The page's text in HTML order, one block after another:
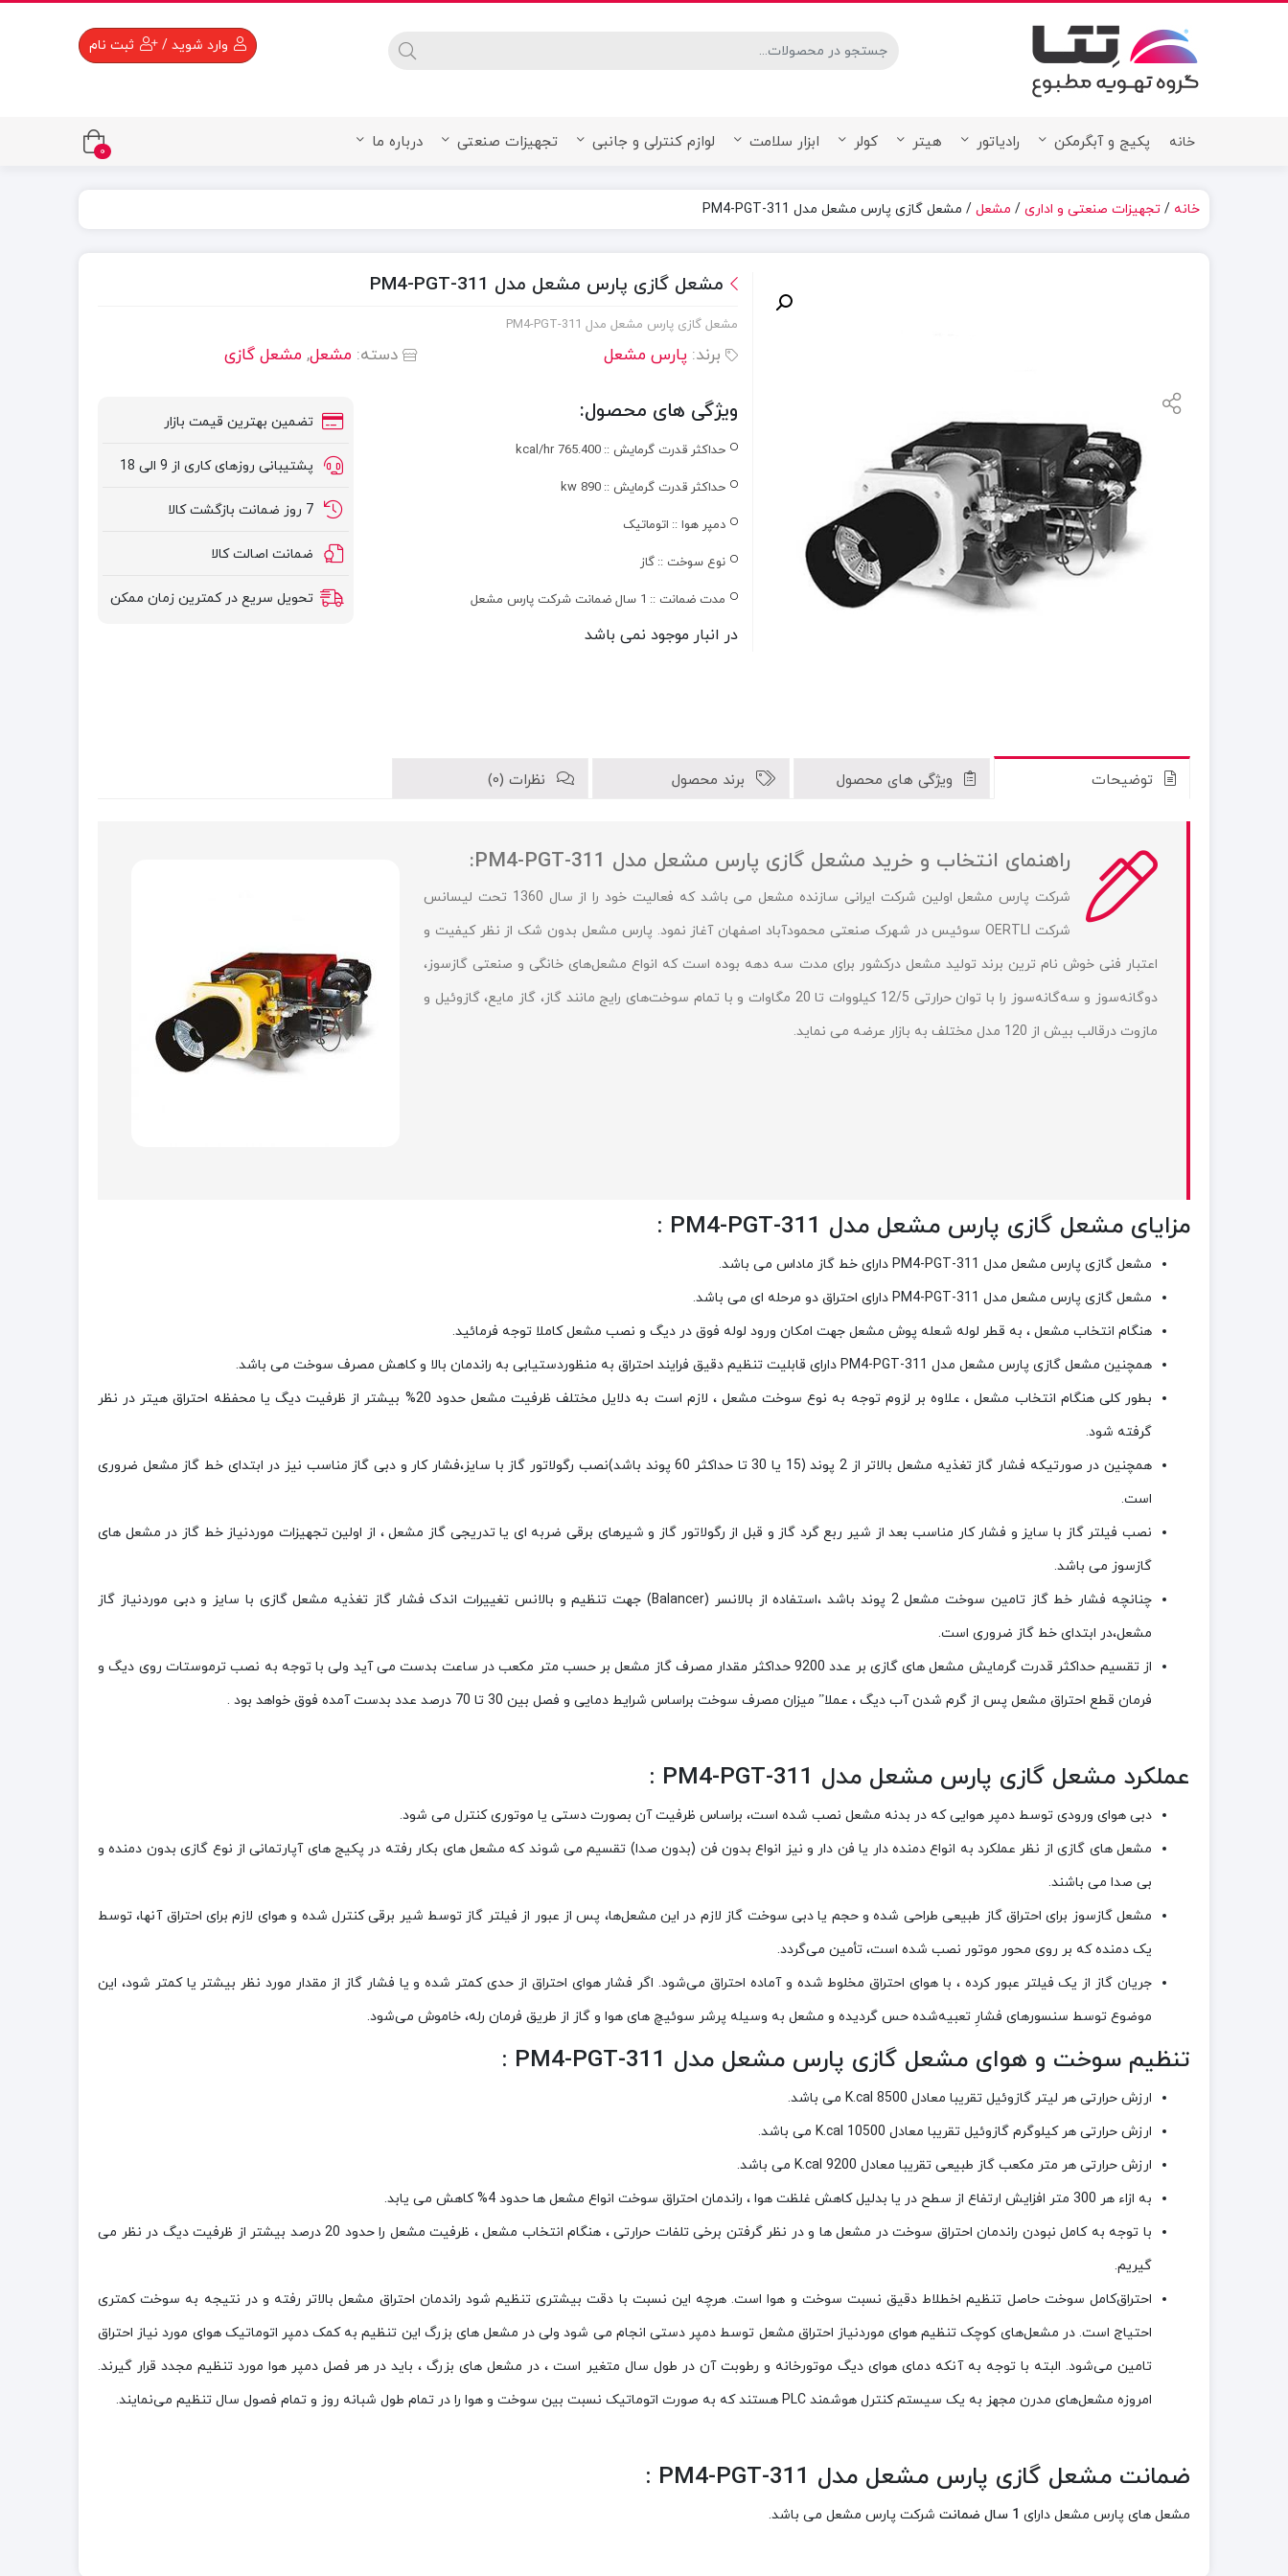
available use up and down arrows to review and enter to go to the desired page. Touch device users, explore by touch or with swipe gestures.
وارد شوید / ثبت نام
خانه پکیج و آبگرمکن رادیاتور هیتر کولر ابزار سلامت لوازم کنترلی و جانبی تجهیزات صنعتی درباره ما 0
خانه / تجهیزات صنعتی و اداری / مشعل / مشعل گازی پارس مشعل مدل PM4-PGT-311
مشعل گازی پارس مشعل مدل PM4-PGT-311
مشعل گازی پارس مشعل مدل PM4-PGT-311
برند: پارس مشعل دسته: مشعل, مشعل گازی
ویژگی های محصول:
حداکثر قدرت گرمایش :: kcal/hr 765.400
حداکثر قدرت گرمایش :: 890 kw
دمپر هوا :: اتوماتیک
نوع سوخت :: گاز
مدت ضمانت :: 1 سال ضمانت شرکت پارس مشعل
تضمین بهترین قیمت بازار
پشتیبانی روزهای کاری از 9 الی 18
7 روز ضمانت بازگشت کالا
ضمانت اصالت کالا
تحویل سریع در کمترین زمان ممکن
در انبار موجود نمی باشد
توضیحات ویژگی های محصول برند محصول نظرات (0)
راهنمای انتخاب و خرید مشعل گازی پارس مشعل مدل PM4-PGT-311:
شرکت پارس مشعل اولین شرکت ایرانی سازنده مشعل می باشد که فعالیت خود را از سال 1360 تحت لیسانس
شرکت OERTLI سوئیس در شهرک صنعتی محمودآباد اصفهان آغاز نمود. پارس مشعل بدون شک از نظر کیفیت و
اعتبار فنی خوش نام ترین برند تولید مشعل درکشور برای مدت سه دهه بوده است که انواع مشعل‌های خانگی و صنعتی گازسوز،
دو‌گانه‌سوز و سه‌گانه‌سوز را با توان حرارتی 12/5 کیلووات تا 20 مگاوات و با تمام سوخت‌های رایج مانند گاز، گاز مایع، گازوئیل و
مازوت درقالب بیش از 120 مدل مختلف به بازار عرضه می‌ نماید.
مزایای مشعل گازی پارس مشعل مدل PM4-PGT-311 :
مشعل گازی پارس مشعل مدل PM4-PGT-311 دارای خط گاز ماداس می باشد.
مشعل گازی پارس مشعل مدل PM4-PGT-311 دارای احتراق دو مرحله ای می باشد.
هنگام انتخاب مشعل ، به قطر لوله شعله پوش مشعل جهت امکان ورود لوله فوق در دیگ و نصب مشعل کاملا توجه فرمائید.
همچنین مشعل گازی پارس مشعل مدل PM4-PGT-311 دارای قابلیت تنظیم دقیق فرایند احتراق به منظوردستیابی به راندمان بالا و کاهش مصرف سوخت می باشد.
بطور کلی هنگام انتخاب مشعل ، علاوه بر لزوم توجه به نوع سوخت مشعل ، لازم است به دلایل مختلف ظرفیت مشعل حدود 20% بیشتر از ظرفیت دیگ یا محفظه احتراق هیتر در نظر
گرفته شود.
همچنین در صورتیکه فشار گاز تغذیه مشعل بالاتر از 2 پوند (15 یا 30 تا حداکثر 60 پوند باشد)نصب رگولاتور گاز با سایز،فشار کار و دبی گاز مناسب نیز در ابتدای خط گاز مشعل ضروری
است.
نصب فیلتر گاز با سایز و فشار کار مناسب بعد از شیر ربع گرد گاز و قبل از رگولاتور گاز و شیرهای برقی ضربه ای یا تدریجی گاز مشعل ، از اولین تجهیزات موردنیاز خط گاز در مشعل های
گازسوز می باشد.
چنانچه فشار خط گاز تامین سوخت مشعل 2 پوند باشد ،استفاده از بالانسر (Balancer) جهت تنظیم و بالانس تغییرات اندک فشار گاز تغذیه مشعل گازی با سایز و دبی موردنیاز گاز
مشعل،در ابتدای خط گاز ضروری است.
از تقسيم حداکثر قدرت گرمايش مشعل های گازی بر عدد 9200 حداکثر مقدار مصرف گاز مشعل بر حسب متر مکعب در ساعت بدست می آيد ولی با توجه به نصب ترموستات روی دیگ و
فرمان قطع احتراق مشعل پس از گرم شدن آب دیگ ، عملا” میزان مصرف سوخت براساس شرایط دمایی و فصل بین 30 تا 70 درصد عدد بدست آمده فوق خواهد بود .
عملکرد مشعل گازی پارس مشعل مدل PM4-PGT-311 :
دبی هوای ورودی توسط دمپر هوایی که در بدنه مشعل نصب شده است، براساس ظرفیت آن بصورت دستی یا موتوری کنترل می شود.
مشعل های گازی از نظر عملکرد به انواع دمنده دار یا فن دار و نیز انواع بدون فن (بدون صدا) تقسیم می شوند که مشعل های بکار رفته در پکیج های آپارتمانی از نوع گازی بدون دمنده و
بی صدا می باشند.
مشعل گازسوز برای احتراق گاز طبیعی طراحی شده‌ و حجم یا دبی سوخت گاز لازم در این مشعل‌ها، پس از عبور از فیلتر گاز توسط شیر برقی کنترل شده و هوای لازم برای احتراق آنها، توسط
یک دمنده که بر روی محور موتور نصب شده است، تأمین می‌گردد.
جریان گاز از یک فیلتر عبور کرده ، با هوای احتراق مخلوط شده و آماده احتراق می‌شود. اگر فشار هوای احتراق از حدی کمتر شده و یا فشار گاز از مقدار مورد نظر بیشتر یا کمتر شود، این
موضوع توسط سنسورهای فشارِ تعبیه‌شده حس گردیده و مشعل به وسیله پرشر سوئیچ های هوا و گاز از طریق فرمان رله، خاموش می‌شود.
تنظیم سوخت و هوای مشعل گازی پارس مشعل مدل PM4-PGT-311 :
ارزش حرارتی هر لیتر گازوئیل تقریبا معادل K.cal 8500 می باشد.
ارزش حرارتی هر کیلوگرم گازوئیل تقریبا معادل K.cal 10500 می باشد.
ارزش حرارتی هر متر مکعب گاز طبیعی تقریبا معادل K.cal 9200 می باشد.
به ازاء هر 300 متر افزایش ارتفاع از سطح در یا بدلیل کاهش غلظت هوا ، راندمان احتراق سوخت انواع مشعل ها حدود 4% کاهش می یابد.
با توجه به کامل نبودن راندمان احتراق سوخت در مشعل ها و در نظر گرفتن برخی تلفات حرارتی ، هنگام انتخاب مشعل ، ظرفیت مشعل را حدود 20 درصد بیشتر از ظرفیت دیگ در نظر می
گیریم.
احتراق‌کامل سوخت حاصل تنظیم اخطلاط دقیق نسبت سوخت و هوا است. هرچه این نسبت با دقت بیشتری تنظیم شود راندمان احتراق مشعل بالاتر رفته و در نتیجه به سوخت کمتری
احتیاج است. در مشعل‌های کوچک تنظیم هوای موردنیاز احتراق مشعل توسط دمپر دستی انجام می شود ولی در مشعل های بزرگ این تنظیم به کمک دمپر اتوماتیک هوای مورد نیاز احتراق
تامین می‌شود. البته با توجه به آنکه دمای هوای دیگ موتور‌خانه و رطوبت آن در طول سال متغیر است ، در مشعل های بزرگ ، باید در هر فصل دمپر‌ هوا مورد تنظیم مجدد قرار گیرند.
امروزه مشعل‌های مدرن مجهز به یک سیستم کنترل هوشمند PLC هستند که به صورت اتوماتیک نسبت بین سوخت و هوا را در تمام طول شبانه روز و تمام فصول سال تنظیم می‌نمایند.
ضمانت مشعل گازی پارس مشعل مدل PM4-PGT-311 :
مشعل های پارس مشعل دارای 1 سال ضمانت شرکت پارس مشعل می باشد.